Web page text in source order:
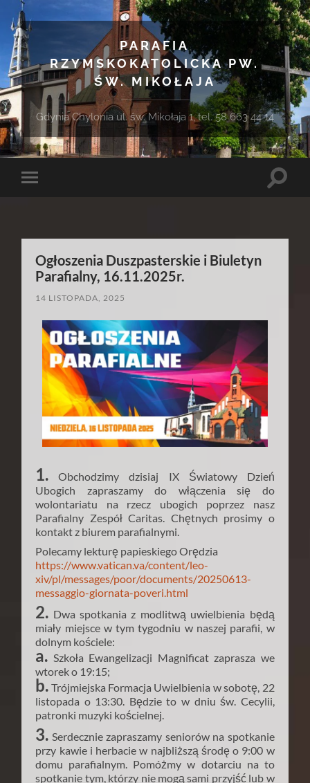
PARAFIA
RZYMSKOKATOLICKA PW.
ŚW. MIKOŁAJA
Gdynia Chylonia ul. św. Mikołaja 1, tel. 58 663 44 14
Toggle
Toggle
Ogłoszenia Duszpasterskie i Biuletyn
Parafialny, 16.11.2025r.
14 LISTOPADA, 2025
1. Obchodzimy dzisiaj IX Światowy Dzień
Ubogich zapraszamy do włączenia się do
wolontariatu na rzecz ubogich poprzez nasz
Parafialny Zespół Caritas. Chętnych prosimy o
kontakt z biurem parafialnymi.
Polecamy lekturę papieskiego Orędzia
https://www.vatican.va/content/leo-
xiv/pl/messages/poor/documents/20250613-
messaggio-giornata-poveri.html
2. Dwa spotkania z modlitwą uwielbienia będą
miały miejsce w tym tygodniu w naszej parafii, w
dolnym kościele:
a. Szkoła Ewangelizacji Magnificat zaprasza we
wtorek o 19:15;
b. Trójmiejska Formacja Uwielbienia w sobotę, 22
listopada o 13:30. Będzie to w dniu św. Cecylii,
patronki muzyki kościelnej.
3. Serdecznie zapraszamy seniorów na spotkanie
przy kawie i herbacie w najbliższą środę o 9:00 w
domu parafialnym. Pomóżmy w dotarciu na to
spotkanie tym, którzy nie mogą sami przyjść lub w